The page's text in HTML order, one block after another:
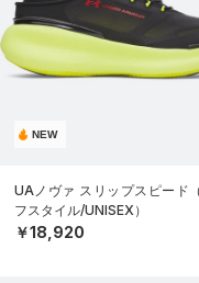
NEW
UAノヴァ スリップスピード
フスタイル/UNISEX）
￥18,920